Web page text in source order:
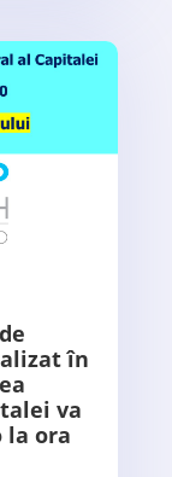
în
va
la ora